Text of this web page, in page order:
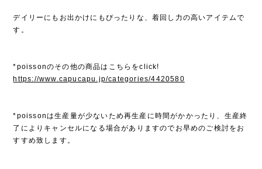
デイリーにもお出かけにもぴったりな、着回し力の高いアイテムで
す。
*poissonのその他の商品はこちらをclick!
https://www.capucapu.jp/categories/4420580
*poissonは生産量が少ないため再生産に時間がかかったり、生産終
了によりキャンセルになる場合がありますのでお早めのご検討をお
すすめ致します。